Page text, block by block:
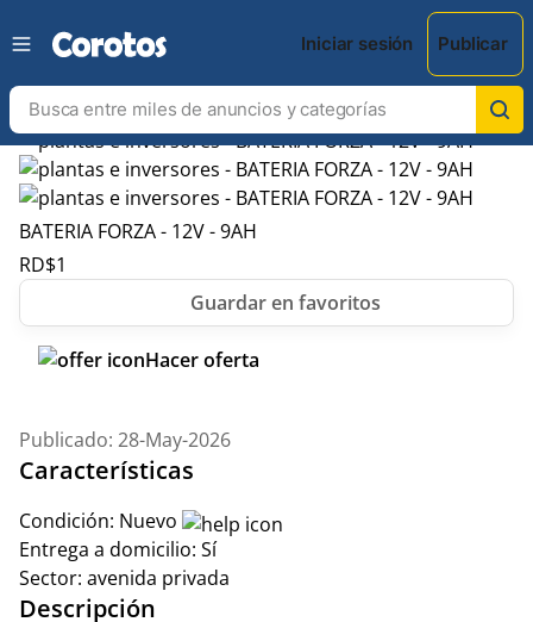
Iniciar sesión Publicar
BATERIA FORZA - 12V - 9AH
RD$1
Hacer oferta
Publicado: 28-May-2026
Características
Condición: Nuevo
Entrega a domicilio: Sí
Sector: avenida privada
Descripción